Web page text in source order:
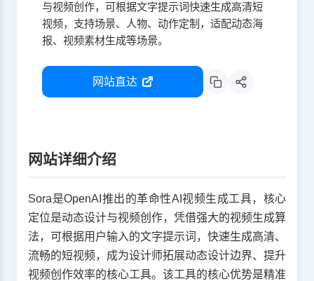
与视频创作，可根据文字提示词快速生成高清短
视频，支持场景、人物、动作定制，适配动态海
报、视频素材生成等场景。
网站直达
网站详细介绍
Sora是OpenAI推出的革命性AI视频生成工具，核心
定位是动态设计与视频创作，凭借强大的视频生成算
法，可根据用户输入的文字提示词，快速生成高清、
流畅的短视频，成为设计师拓展动态设计边界、提升
视频创作效率的核心工具。该工具的核心优势是精准